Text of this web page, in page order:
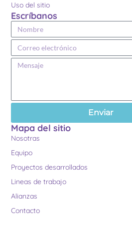
Uso del sitio
Escríbanos
Enviar
Mapa del sitio
Nosotras
Equipo
Proyectos desarrollados
Lineas de trabajo
Alianzas
Contacto